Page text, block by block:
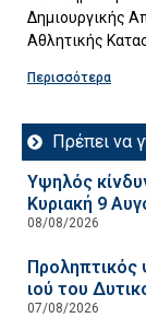
Δημιουργικής
Αθλητικής
Περισσότερα
Πρέπει να
Υψηλός
Κυριακή 9
08/08/2026
Προληπτικός
ιού του
07/08/2026